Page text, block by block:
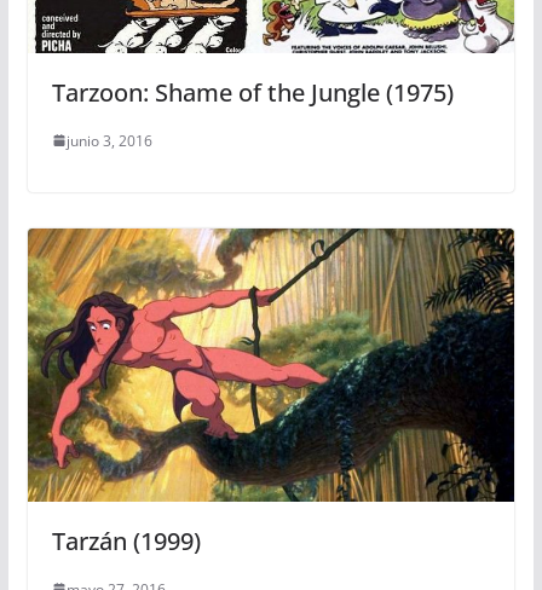
Tarzoon: Shame of the Jungle (1975)
junio 3, 2016
Tarzán (1999)